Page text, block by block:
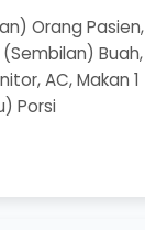
Orang Pasien,
Buah,
AC, Makan 1
Porsi